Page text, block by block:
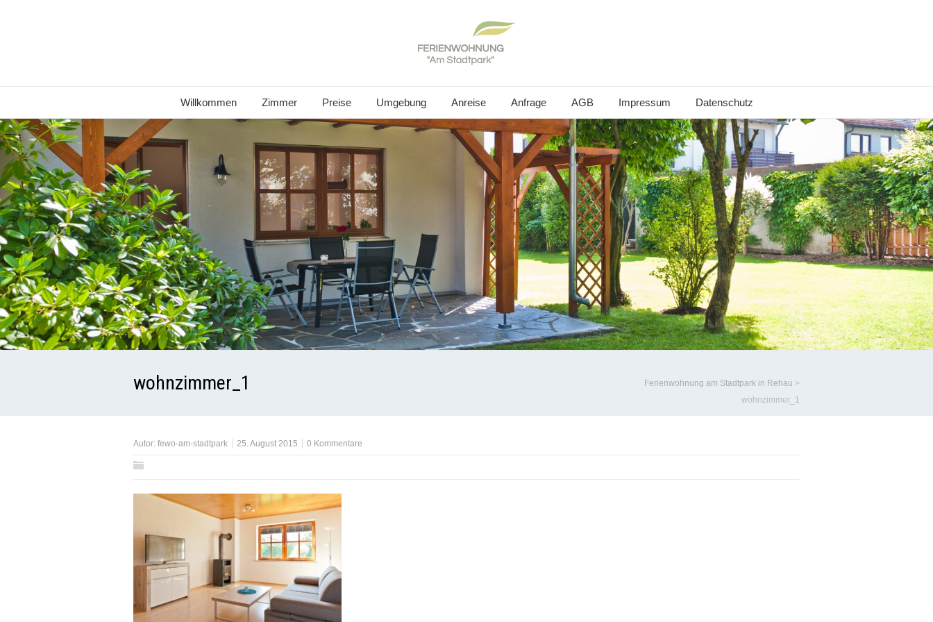
Willkommen Zimmer Preise Umgebung Anreise Anfrage AGB Impressum Datenschutz
wohnzimmer_1 Ferienwohnung am Stadtpark in Rehau >
wohnzimmer_1
Autor: fewo-am-stadtpark 25. August 2015 0 Kommentare